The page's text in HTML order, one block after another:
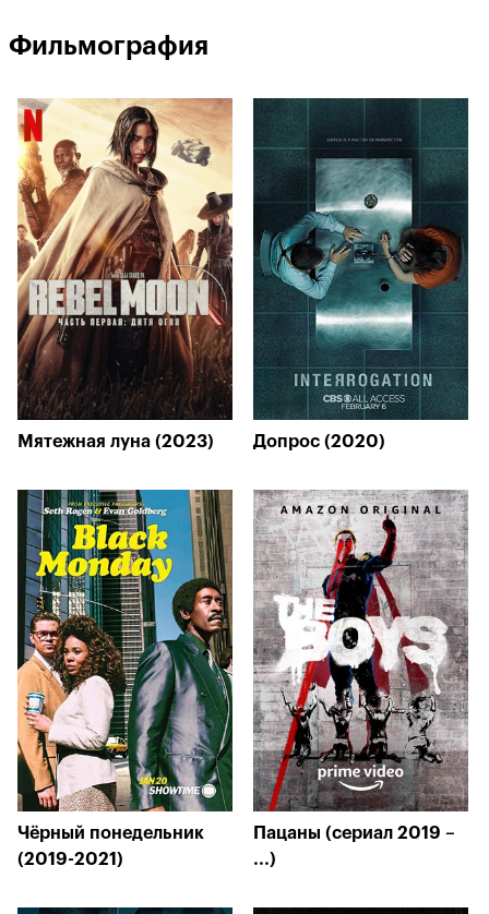
Фильмография
Мятежная луна (2023) Допрос (2020)
Чёрный понедельник
(2019-2021)
Пацаны (сериал 2019 –
...)